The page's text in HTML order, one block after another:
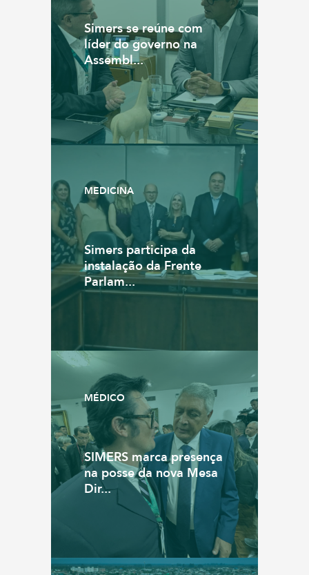
Simers se reúne com
líder do governo na
Assembl...
MEDICINA
Simers participa da
instalação da Frente
Parlam...
MÉDICO
SIMERS marca presença
na posse da nova Mesa
Dir...